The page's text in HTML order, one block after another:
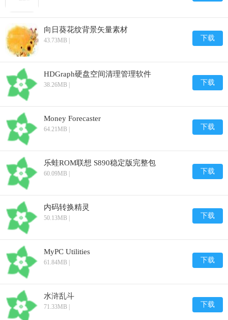
向日葵花纹背景矢量素材
43.73MB | 下载
HDGraph硬盘空间清理管理软件
38.26MB | 下载
Money Forecaster
64.21MB | 下载
乐蛙ROM联想 S890稳定版完整包
60.09MB | 下载
内码转换精灵
50.13MB | 下载
MyPC Utilities
61.84MB | 下载
水浒乱斗
71.33MB | 下载